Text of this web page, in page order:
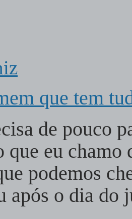
de pouco
que eu
podemos
após o dia